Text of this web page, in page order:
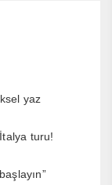
yaz
turu!